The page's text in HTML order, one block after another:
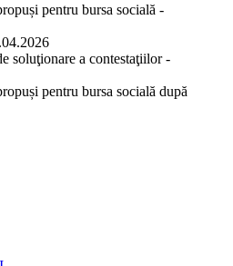
pentru bursa socială -
soluţionare a contestaţiilor -
pentru bursa socială după